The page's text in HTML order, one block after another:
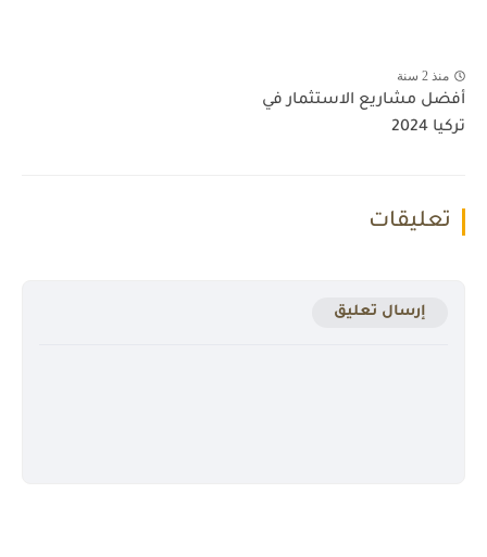
منذ 2 سنة
أفضل مشاريع الاستثمار في
تركيا 2024
تعليقات
إرسال تعليق